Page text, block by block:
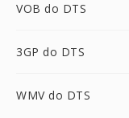
VOB do DTS
3GP do DTS
WMV do DTS